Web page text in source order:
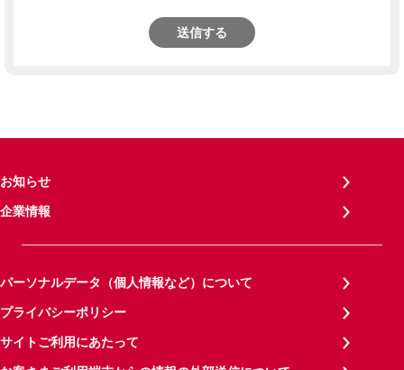
送信する
お知らせ
企業情報
パーソナルデータ（個人情報など）について
プライバシーポリシー
サイトご利用にあたって